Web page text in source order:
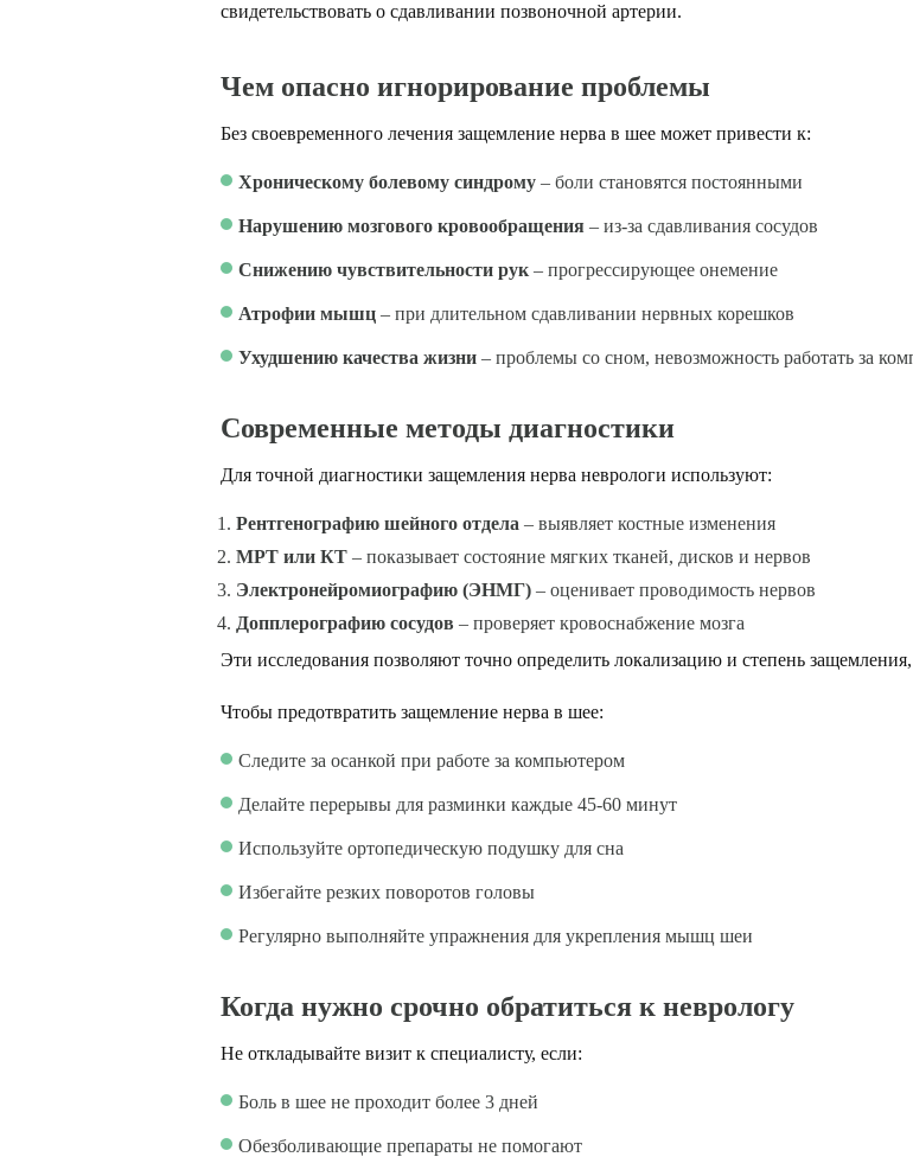
свидетельствовать о сдавливании позвоночной артерии.
Чем опасно игнорирование проблемы
Без своевременного лечения защемление нерва в шее может привести к:
Хроническому болевому синдрому – боли становятся постоянными
Нарушению мозгового кровообращения – из-за сдавливания сосудов
Снижению чувствительности рук – прогрессирующее онемение
Атрофии мышц – при длительном сдавливании нервных корешков
Ухудшению качества жизни – проблемы со сном, невозможность работать за
Современные методы диагностики
Для точной диагностики защемления нерва неврологи используют:
Рентгенографию шейного отдела – выявляет костные изменения
МРТ или КТ – показывает состояние мягких тканей, дисков и нервов
Электронейромиографию (ЭНМГ) – оценивает проводимость нервов
Допплерографию сосудов – проверяет кровоснабжение мозга
Эти исследования позволяют точно определить локализацию и степень
Чтобы предотвратить защемление нерва в шее:
Следите за осанкой при работе за компьютером
Делайте перерывы для разминки каждые 45-60 минут
Используйте ортопедическую подушку для сна
Избегайте резких поворотов головы
Регулярно выполняйте упражнения для укрепления мышц шеи
Когда нужно срочно обратиться к неврологу
Не откладывайте визит к специалисту, если:
Боль в шее не проходит более 3 дней
Обезболивающие препараты не помогают